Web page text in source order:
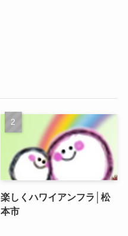
楽しくハワイアンフラ│松
本市